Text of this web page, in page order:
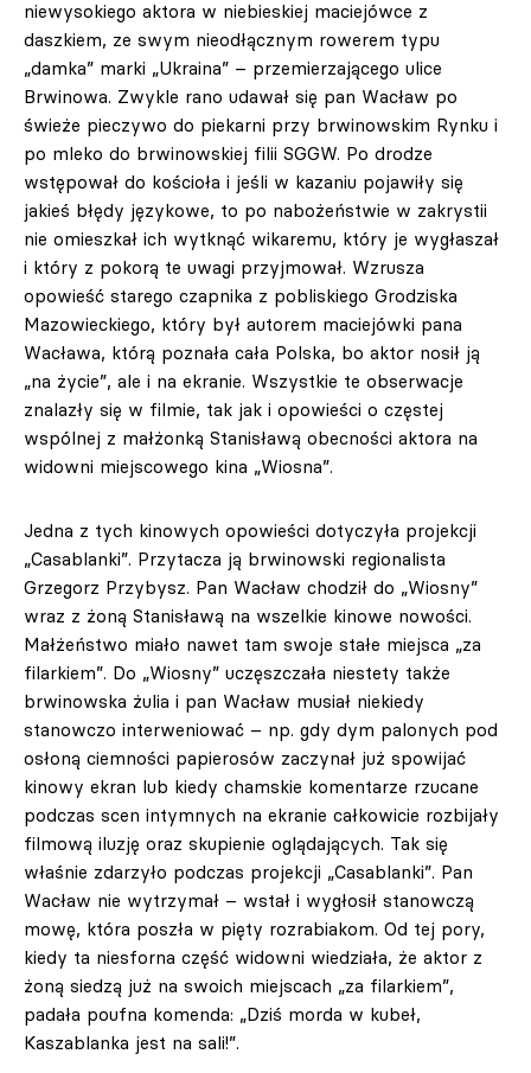
niewysokiego aktora w niebieskiej maciejówce z
daszkiem, ze swym nieodłącznym rowerem typu
„damka” marki „Ukraina” – przemierzającego ulice
Brwinowa. Zwykle rano udawał się pan Wacław po
świeże pieczywo do piekarni przy brwinowskim Rynku i
po mleko do brwinowskiej filii SGGW. Po drodze
wstępował do kościoła i jeśli w kazaniu pojawiły się
jakieś błędy językowe, to po nabożeństwie w zakrystii
nie omieszkał ich wytknąć wikaremu, który je wygłaszał
i który z pokorą te uwagi przyjmował. Wzrusza
opowieść starego czapnika z pobliskiego Grodziska
Mazowieckiego, który był autorem maciejówki pana
Wacława, którą poznała cała Polska, bo aktor nosił ją
„na życie”, ale i na ekranie. Wszystkie te obserwacje
znalazły się w filmie, tak jak i opowieści o częstej
wspólnej z małżonką Stanisławą obecności aktora na
widowni miejscowego kina „Wiosna”.
Jedna z tych kinowych opowieści dotyczyła projekcji
„Casablanki”. Przytacza ją brwinowski regionalista
Grzegorz Przybysz. Pan Wacław chodził do „Wiosny”
wraz z żoną Stanisławą na wszelkie kinowe nowości.
Małżeństwo miało nawet tam swoje stałe miejsca „za
filarkiem”. Do „Wiosny” uczęszczała niestety także
brwinowska żulia i pan Wacław musiał niekiedy
stanowczo interweniować – np. gdy dym palonych pod
osłoną ciemności papierosów zaczynał już spowijać
kinowy ekran lub kiedy chamskie komentarze rzucane
podczas scen intymnych na ekranie całkowicie rozbijały
filmową iluzję oraz skupienie oglądających. Tak się
właśnie zdarzyło podczas projekcji „Casablanki”. Pan
Wacław nie wytrzymał – wstał i wygłosił stanowczą
mowę, która poszła w pięty rozrabiakom. Od tej pory,
kiedy ta niesforna część widowni wiedziała, że aktor z
żoną siedzą już na swoich miejscach „za filarkiem”,
padała poufna komenda: „Dziś morda w kubeł,
Kaszablanka jest na sali!”.